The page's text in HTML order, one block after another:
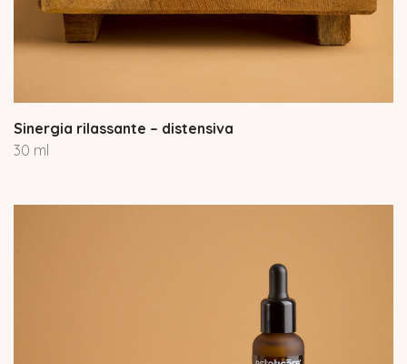
Sinergia rilassante – distensiva
30 ml